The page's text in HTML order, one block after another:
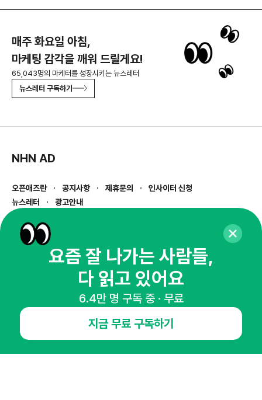
매주 화요일 아침,
마케팅 감각을 깨워 드릴게요!
65,043명의 마케터를 성장시키는 뉴스레터
뉴스레터 구독하기
NHN AD
오픈애즈란 공지사항 제휴문의
인사이터 신청
뉴스레터
광고안내
경기도 성남시 분당구 대왕판교로645번길 16
사업자등록번호 : 144-81-27690(
통신판매업신고번호 : 2014-경기성남-1023
호스팅서비스사업자 : 오픈애즈
1800-2198
openads@openads.co.kr
이용약관
instagramthreadkakaotalk
요즘 잘 나가는 사람들,
다 읽고 있어요
6.4만 명 구독 중 · 무료
지금 무료 구독하기